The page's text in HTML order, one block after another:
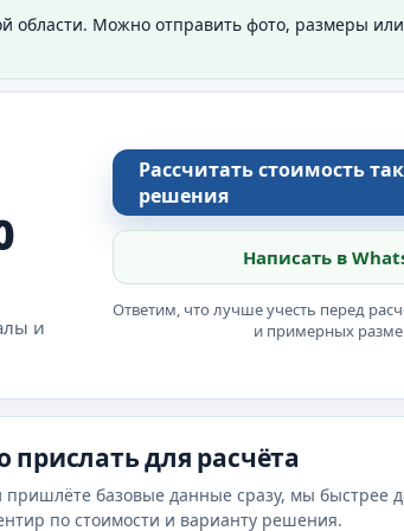
области. Можно отправить фото, размеры
и
Рассчитать стоимость
решения
Написать в
Ответим, что лучше учесть перед
и примерных
прислать для расчёта
пришлёте базовые данные сразу, мы быстрее
по стоимости и варианту решения.